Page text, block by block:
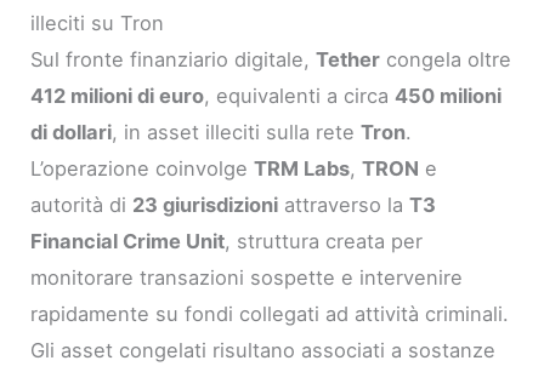
illeciti su Tron
Sul fronte finanziario digitale,Tether congela oltre
412 milioni di euro, equivalenti a circa450 milioni
di dollari, in asset illeciti sulla reteTron.
L’operazione coinvolgeTRM Labs,TRON e
autorità di 23 giurisdizioni attraverso laT3
Financial Crime Unit, struttura creata per
monitorare transazioni sospette e intervenire
rapidamente su fondi collegati ad attività criminali.
Gli asset congelati risultano associati a sostanze